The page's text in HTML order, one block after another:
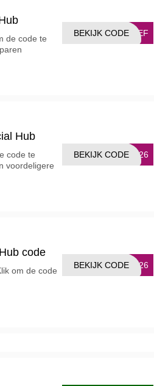
de code te
RIEF
BEKIJK CODE
Hub
code te
voordeligere
OM26
BEKIJK CODE
code
om de code
SH26
BEKIJK CODE